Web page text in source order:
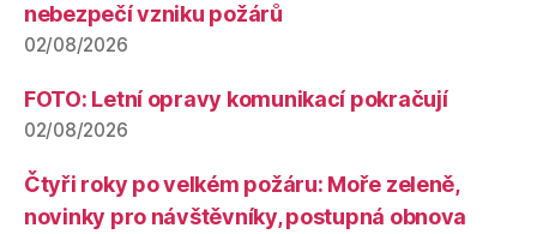
nebezpečí vzniku požárů
02/08/2026
FOTO: Letní opravy komunikací pokračují
02/08/2026
Čtyři roky po velkém požáru: Moře zeleně,
novinky pro návštěvníky, postupná obnova